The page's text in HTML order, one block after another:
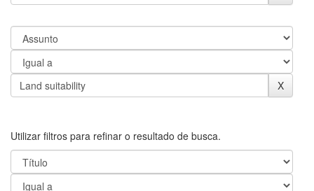
Utilizar filtros para refinar o resultado de busca.